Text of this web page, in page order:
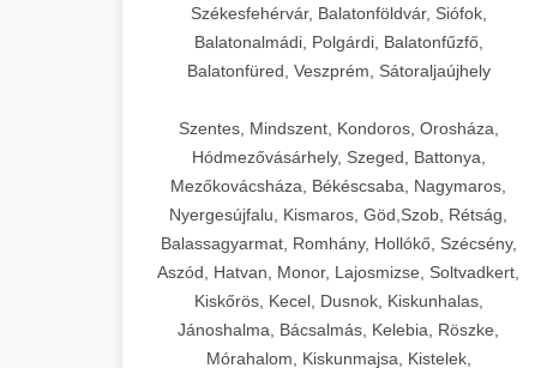
Székesfehérvár, Balatonföldvár, Siófok,
Balatonalmádi, Polgárdi, Balatonfűzfő,
Balatonfüred, Veszprém, Sátoraljaújhely
Szentes, Mindszent, Kondoros, Orosháza,
Hódmezővásárhely, Szeged, Battonya,
Mezőkovácsháza, Békéscsaba, Nagymaros,
Nyergesújfalu, Kismaros, Göd,Szob, Rétság,
Balassagyarmat, Romhány, Hollókő, Szécsény,
Aszód, Hatvan, Monor, Lajosmizse, Soltvadkert,
Kiskőrös, Kecel, Dusnok, Kiskunhalas,
Jánoshalma, Bácsalmás, Kelebia, Röszke,
Mórahalom, Kiskunmajsa, Kistelek,